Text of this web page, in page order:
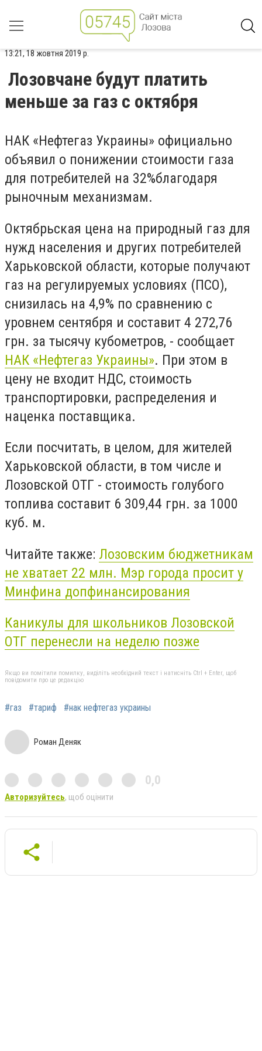
13:21, 18 жовтня 2019 р.
Лозовчане будут платить
меньше за газ с октября
НАК «Нефтегаз Украины» официально
объявил о понижении стоимости газа
для потребителей на 32%благодаря
рыночным механизмам.
Октябрьская цена на природный газ для
нужд населения и других потребителей
Харьковской области, которые получают
газ на регулируемых условиях (ПСО),
снизилась на 4,9% по сравнению с
уровнем сентября и составит 4 272,76
грн. за тысячу кубометров, - сообщает
НАК «Нефтегаз Украины». При этом в
цену не входит НДС, стоимость
транспортировки, распределения и
наценка поставщика.
Если посчитать, в целом, для жителей
Харьковской области, в том числе и
Лозовской ОТГ - стоимость голубого
топлива составит 6 309,44 грн. за 1000
куб. м.
Читайте также: Лозовским бюджетникам
не хватает 22 млн. Мэр города просит у
Минфина допфинансирования
Каникулы для школьников Лозовской
ОТГ перенесли на неделю позже
Якщо ви помітили помилку, виділіть необхідний текст і натисніть Ctrl + Enter, щоб
повідомити про це редакцію
#газ #тариф #нак нефтегаз украины
Роман Деняк
0,0
Авторизуйтесь, щоб оцінити